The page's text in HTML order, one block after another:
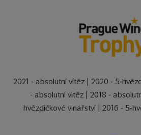
2021 - absolutní vítěz | 2020 - 5-
- absolutní vítěz | 2018 -
hvězdičkové vinařství | 2016 - 5-